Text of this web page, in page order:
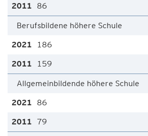
86
Berufsbildene höhere Schule
186
159
Allgemeinbildende höhere Schule
86
79